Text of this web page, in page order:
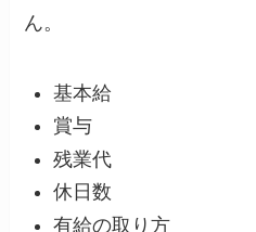
ん。
基本給
賞与
残業代
休日数
有給の取り方